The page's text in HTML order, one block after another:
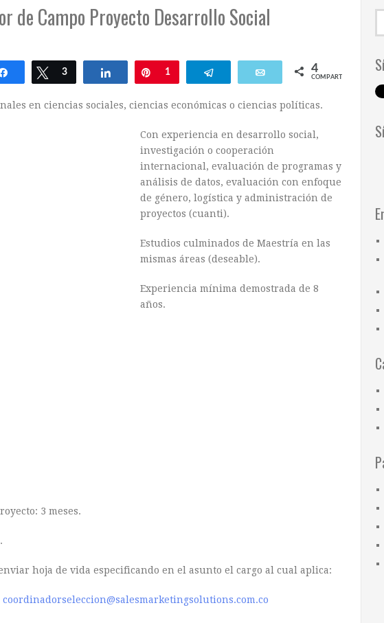
de Campo Proyecto Desarrollo Social
Compartir Twittear
3 Compartir Pin
1 Telegram Email 4
COMPARTIR
en ciencias sociales, ciencias económicas o ciencias políticas.
Con experiencia en desarrollo social,
investigación o cooperación
internacional, evaluación de programas y
análisis de datos, evaluación con enfoque
de género, logística y administración de
proyectos (cuanti).
Estudios culminados de Maestría en las
mismas áreas (deseable).
Experiencia mínima demostrada de 8
años.
3 meses.
hoja de vida especificando en el asunto el cargo al cual aplica:
coordinadorseleccion@salesmarketingsolutions.com.co